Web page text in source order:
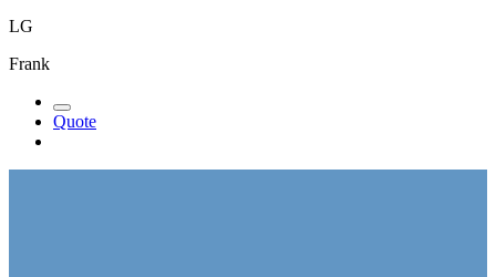
LG
Frank
Quote